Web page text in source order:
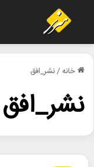
خانه/نشر_افق
نشر_افق